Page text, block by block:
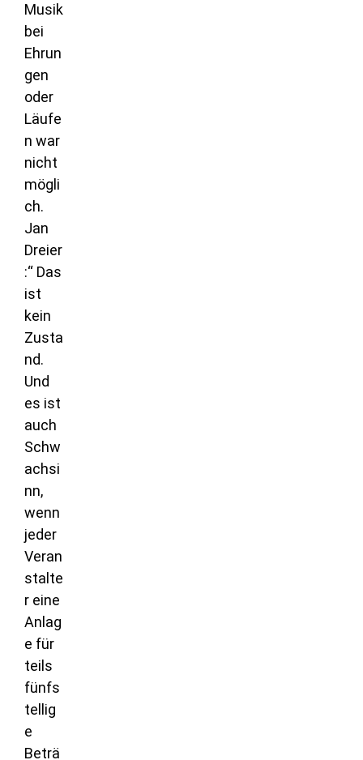
Musik
bei
Ehrun
gen
oder
Läufe
n war
nicht
mögli
ch.
Jan
Dreier
:“ Das
ist
kein
Zusta
nd.
Und
es ist
auch
Schw
achsi
nn,
wenn
jeder
Veran
stalte
r eine
Anlag
e für
teils
fünfs
tellig
e
Beträ